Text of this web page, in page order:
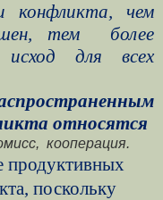
конфликта, чем
тем
более
исход для всех
относятся
кооперация.
продуктивных
поскольку